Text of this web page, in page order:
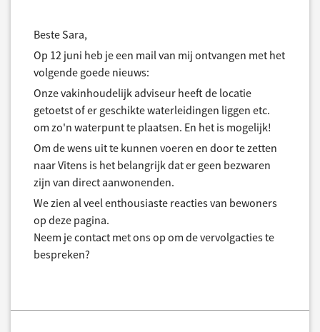
Beste Sara,
Op 12 juni heb je een mail van mij ontvangen met het
volgende goede nieuws:
Onze vakinhoudelijk adviseur heeft de locatie
getoetst of er geschikte waterleidingen liggen etc.
om zo'n waterpunt te plaatsen. En het is mogelijk!
Om de wens uit te kunnen voeren en door te zetten
naar Vitens is het belangrijk dat er geen bezwaren
zijn van direct aanwonenden.
We zien al veel enthousiaste reacties van bewoners
op deze pagina.
Neem je contact met ons op om de vervolgacties te
bespreken?